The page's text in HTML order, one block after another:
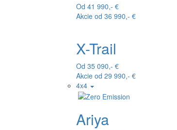
Od 41 990,- €
Akcie od 36 990,- €
X-Trail
Od 35 090,- €
Akcie od 29 990,- €
4x4
Ariya